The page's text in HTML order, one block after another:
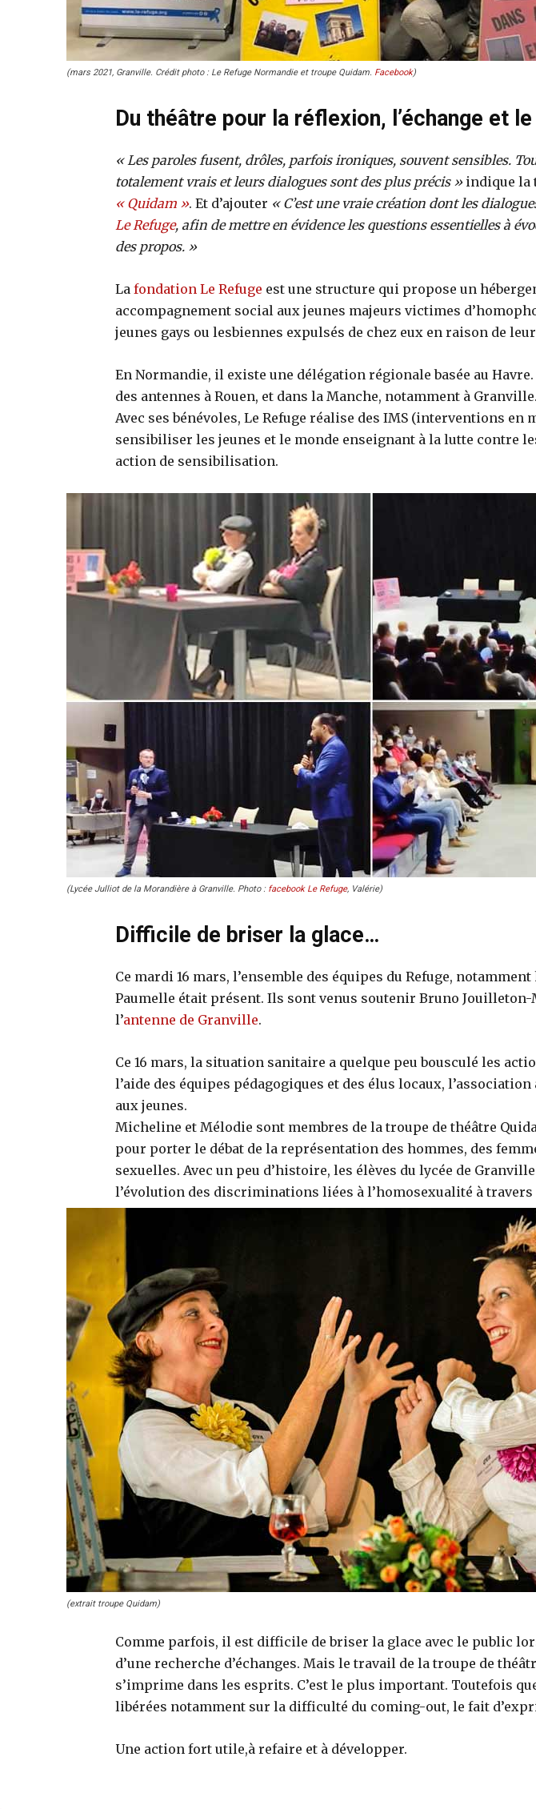
(mars 2021, Granville. Crédit photo : Le Refuge Normandie et troupe Quidam. Facebook)
Du théâtre pour la réflexion, l’échange et
« Les paroles fusent, drôles, parfois ironiques, souvent sensibles.
totalement vrais et leurs dialogues sont des plus précis »indique la
« Quidam ». Et d’ajouter « C’est une vraie création dont les
Le Refuge, afin de mettre en évidence les questions essentielles à
des propos. »
La fondation Le Refuge est une structure qui propose un
accompagnement social aux jeunes majeurs victimes
jeunes gays ou lesbiennes expulsés de chez eux en raison de
En Normandie, il existe une délégation régionale basée au
des antennes à Rouen, et dans la Manche, notamment à Granville.
Avec ses bénévoles, Le Refuge réalise des IMS (interventions
sensibiliser les jeunes et le monde enseignant à la lutte contre
action de sensibilisation.
(Lycée Julliot de la Morandière à Granville. Photo : facebook Le Refuge, Valérie)
Difficile de briser la glace…
Ce mardi 16 mars, l’ensemble des équipes du Refuge,
Paumelle était présent. Ils sont venus soutenir Bruno
l’antenne de Granville.
Ce 16 mars, la situation sanitaire a quelque peu bousculé les
l’aide des équipes pédagogiques et des élus locaux,
aux jeunes.
Micheline et Mélodie sont membres de la troupe de théâtre
pour porter le débat de la représentation des hommes, des
sexuelles. Avec un peu d’histoire, les élèves du lycée de
l’évolution des discriminations liées à l’homosexualité à travers
(extrait troupe Quidam)
Comme parfois, il est difficile de briser la glace avec le public
d’une recherche d’échanges. Mais le travail de la troupe de
s’imprime dans les esprits. C’est le plus important. Toutefois
libérées notamment sur la difficulté du coming-out, le fait
Une action fort utile,à refaire et à développer.